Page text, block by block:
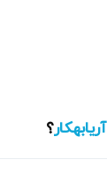
آریابهکار؟